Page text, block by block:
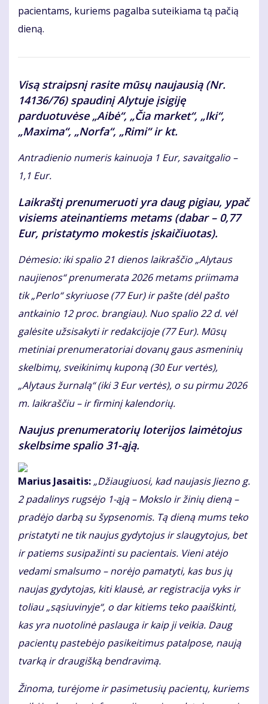
pacientams, kuriems pagalba suteikiama tą pačią
dieną.
Visą straipsnį rasite mūsų naujausią (Nr.
14136/76) spaudinį Alytuje įsigiję
parduotuvėse „Aibė“, „Čia market“, „Iki“,
„Maxima“, „Norfa“, „Rimi“ ir kt.
Antradienio numeris kainuoja 1 Eur, savaitgalio –
1,1 Eur.
Laikraštį prenumeruoti yra daug pigiau, ypač
visiems ateinantiems metams (dabar – 0,77
Eur, pristatymo mokestis įskaičiuotas).
Dėmesio: iki spalio 21 dienos laikraščio „Alytaus
naujienos“ prenumerata 2026 metams priimama
tik „Perlo“ skyriuose (77 Eur) ir pašte (dėl pašto
antkainio 12 proc. brangiau). Nuo spalio 22 d. vėl
galėsite užsisakyti ir redakcijoje (77 Eur). Mūsų
metiniai prenumeratoriai dovanų gaus asmeninių
skelbimų, sveikinimų kuponą (30 Eur vertės),
„Alytaus žurnalą“ (iki 3 Eur vertės), o su pirmu 2026
m. laikraščiu – ir firminį kalendorių.
Naujus prenumeratorių loterijos laimėtojus
skelbsime spalio 31-ąją.
Marius Jasaitis: „Džiaugiuosi, kad naujasis Jiezno g.
2 padalinys rugsėjo 1-ąją – Mokslo ir žinių dieną –
pradėjo darbą su šypsenomis. Tą dieną mums teko
pristatyti ne tik naujus gydytojus ir slaugytojus, bet
ir patiems susipažinti su pacientais. Vieni atėjo
vedami smalsumo – norėjo pamatyti, kas bus jų
naujas gydytojas, kiti klausė, ar registracija vyks ir
toliau „sąsiuvinyje“, o dar kitiems teko paaiškinti,
kas yra nuotolinė paslauga ir kaip ji veikia. Daug
pacientų pastebėjo pasikeitimus patalpose, naują
tvarką ir draugišką bendravimą.
Žinoma, turėjome ir pasimetusių pacientų, kuriems